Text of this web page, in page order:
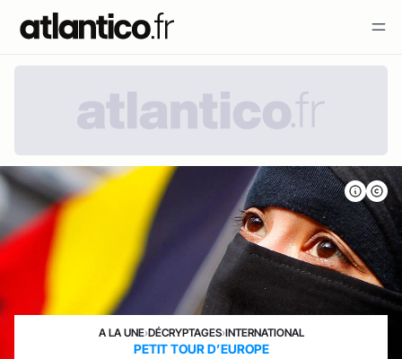
A LA UNE›DÉCRYPTAGES›INTERNATIONAL
PETIT TOUR D’EUROPE